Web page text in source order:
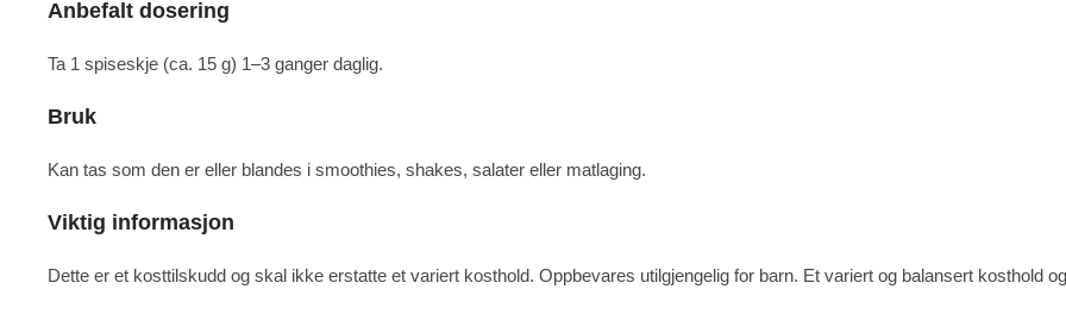
Anbefalt dosering
Ta 1 spiseskje (ca. 15 g) 1–3 ganger daglig.
Bruk
Kan tas som den er eller blandes i smoothies, shakes, salater eller matlaging.
Viktig informasjon
Dette er et kosttilskudd og skal ikke erstatte et variert kosthold. Oppbevares utilgjengelig for barn. Et variert og balansert kosthold